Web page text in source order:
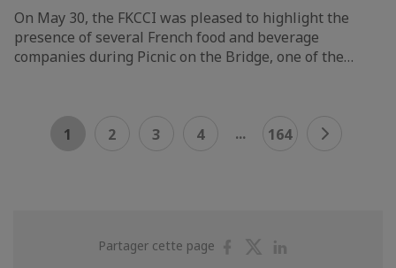
On May 30, the FKCCI was pleased to highlight the
presence of several French food and beverage
companies during Picnic on the Bridge, one of the…
1 2 3 4 ... 164
Partager cette page
PartagerPartager